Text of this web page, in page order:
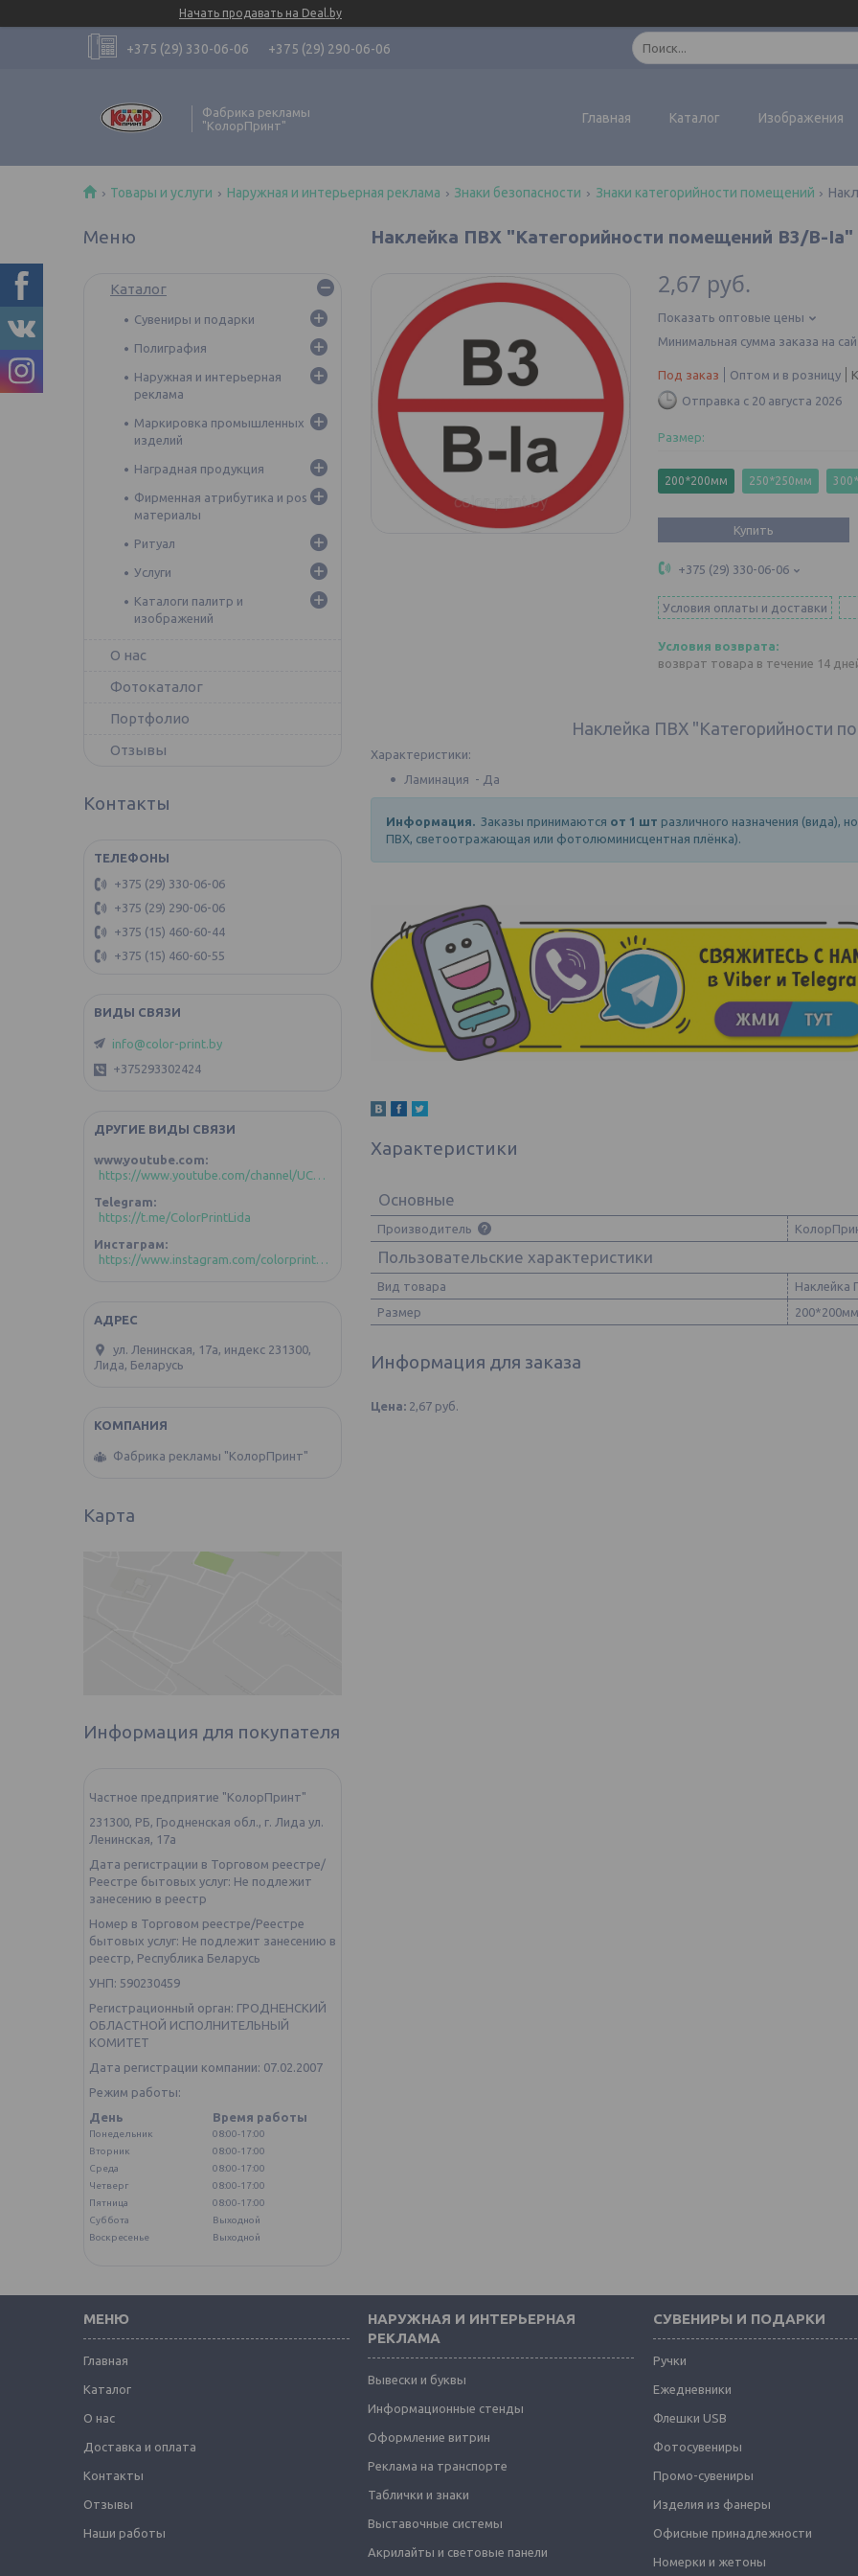
Начать продавать на Deal.by
+375 (29) 330-06-06 +375 (29) 290-06-06
Фабрика рекламы
"КолорПринт"
Главная Каталог Изображения
Товары и услуги Наружная и интерьерная реклама Знаки безопасности Знаки категорийности помещений
Наклейка ПВХ "Категорийности помещений В3/В-Iа"
2,67 руб.
Показать оптовые цены
Минимальная сумма заказа на
Под заказ Оптом и в розницу
Отправка с 20 августа 2026
Размер:
200*200мм 250*250мм
Купить
+375 (29) 330-06-06
Условия оплаты и доставки
возврат товара в течение 14
Наклейка ПВХ "Категорийности
Характеристики:
Ламинация - Да
Информация. Заказы принимаются от 1 шт различного назначения (вида),
ПВХ, светоотражающая или фотолюминисцентная плёнка).
Характеристики
Основные
Производитель
Пользовательские характеристики
Вид товара
Наклейка
Размер
200*200мм
Информация для заказа
Цена: 2,67 руб.
Каталог
Сувениры и подарки
Полиграфия
Наружная и интерьерная
реклама
Маркировка промышленных
изделий
Наградная продукция
Фирменная атрибутика и pos
материалы
Ритуал
Услуги
Каталоги палитр и
изображений
О нас
Фотокаталог
Портфолио
Отзывы
Контакты
+375 (29) 330-06-06
+375 (29) 290-06-06
+375 (15) 460-60-44
+375 (15) 460-60-55
info@color-print.by
+375293302424
ДРУГИЕ ВИДЫ СВЯЗИ
www.youtube.com
https://www.youtube.com/channel/UCoztIlR-zC4GFVKuBLDd-GA/videos?view_as=subscriber
Telegram
https://t.me/ColorPrintLida
Инстаграм
ул. Ленинская, 17а, индекс 231300,
Лида, Беларусь
Фабрика рекламы "КолорПринт"
Карта
Информация для покупателя
Частное предприятие "КолорПринт"
231300, РБ, Гродненская обл., г. Лида ул.
Ленинская, 17а
Дата регистрации в Торговом реестре/
Реестре бытовых услуг: Не подлежит
занесению в реестр
Номер в Торговом реестре/Реестре
бытовых услуг: Не подлежит занесению в
реестр, Республика Беларусь
УНП: 590230459
Регистрационный орган: ГРОДНЕНСКИЙ
ОБЛАСТНОЙ ИСПОЛНИТЕЛЬНЫЙ
КОМИТЕТ
Дата регистрации компании: 07.02.2007
Режим работы:
День
Время работы
Понедельник
08:00-17:00
Вторник
08:00-17:00
Среда
08:00-17:00
Четверг
08:00-17:00
Пятница
08:00-17:00
Суббота
Выходной
Воскресенье
Выходной
МЕНЮ
Главная
Каталог
О нас
Доставка и оплата
Контакты
Отзывы
Наши работы
НАРУЖНАЯ И ИНТЕРЬЕРНАЯ
РЕКЛАМА
Вывески и буквы
Информационные стенды
Оформление витрин
Реклама на транспорте
Таблички и знаки
Выставочные системы
Акрилайты и световые панели
СУВЕНИРЫ И ПОДАРКИ
Ручки
Ежедневники
Флешки USB
Фотосувениры
Промо-сувениры
Изделия из фанеры
Офисные принадлежности
Номерки и жетоны